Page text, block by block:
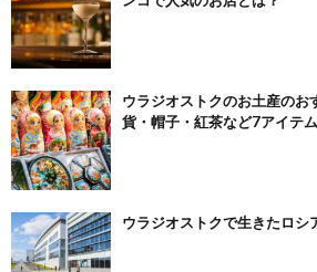
ウラジオストクのお土産のお
貨・帽子・紅茶など7アイテ
ウラジオストクで生きたロシ